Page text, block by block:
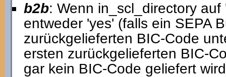
b2b: Wenn in_scl_directory
entweder 'yes' (falls ein SEPA
zurückgelieferten BIC-Code
ersten zurückgelieferten BIC-
gar kein BIC-Code geliefert